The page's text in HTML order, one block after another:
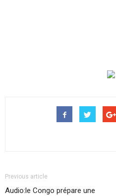
Previous article
Audio:le Congo prépare une